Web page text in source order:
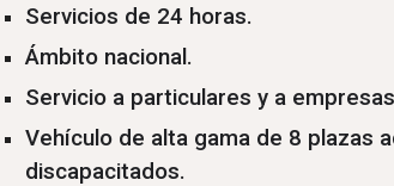
Servicios de 24 horas.
Ámbito nacional.
Servicio a particulares y a
Vehículo de alta gama de 8 plazas
discapacitados.